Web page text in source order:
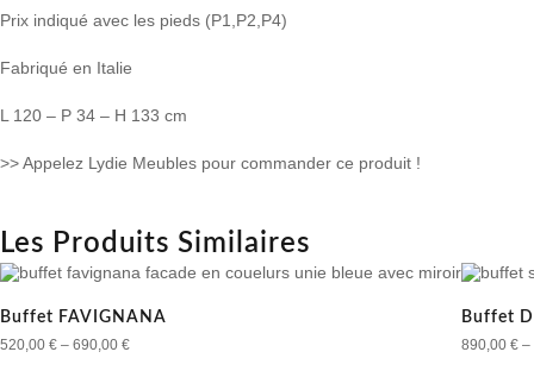
Prix indiqué avec les pieds (P1,P2,P4)
Fabriqué en Italie
L 120 – P 34 – H 133 cm
>> Appelez Lydie Meubles pour commander ce produit !
Les Produits Similaires
Buffet FAVIGNANA
520,00 € – 690,00 €
Buffet
890,00 € –